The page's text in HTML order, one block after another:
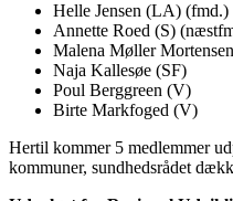
Helle Jensen (LA) (fmd.)
Annette Roed (S)
Malena Møller
Naja Kallesøe (SF)
Poul Berggreen (V)
Birte Markfoged (V)
Hertil kommer 5 medlemmer
kommuner, sundhedsrådet